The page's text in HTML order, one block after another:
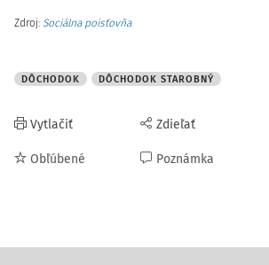
Zdroj: Sociálna poisťovňa
DÔCHODOK DÔCHODOK STAROBNÝ
Vytlačiť
Obľúbené
Zdieľať
Poznámka